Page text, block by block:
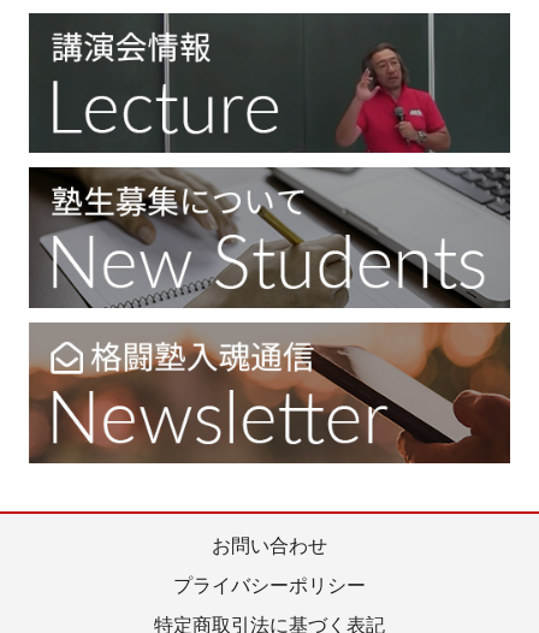
お問い合わせ
プライバシーポリシー
特定商取引法に基づく表記